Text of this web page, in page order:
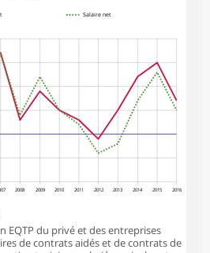
2008 2009 2010 2011 2012 2013 2014 2015 2016
Salaire net
EQTP du privé et des entreprises
de contrats aidés et de contrats de